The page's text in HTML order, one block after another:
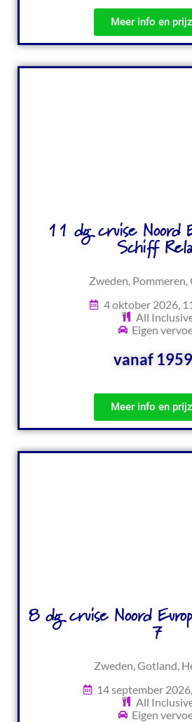
Meer info en
11 dg cruise Noord
Schiff
Zweden, Pommeren,
4 oktober 2026,
All
Eigen
vanaf
Meer info en
8 dg cruise Noord
7
Zweden, Gotland,
14 september
All
Eigen